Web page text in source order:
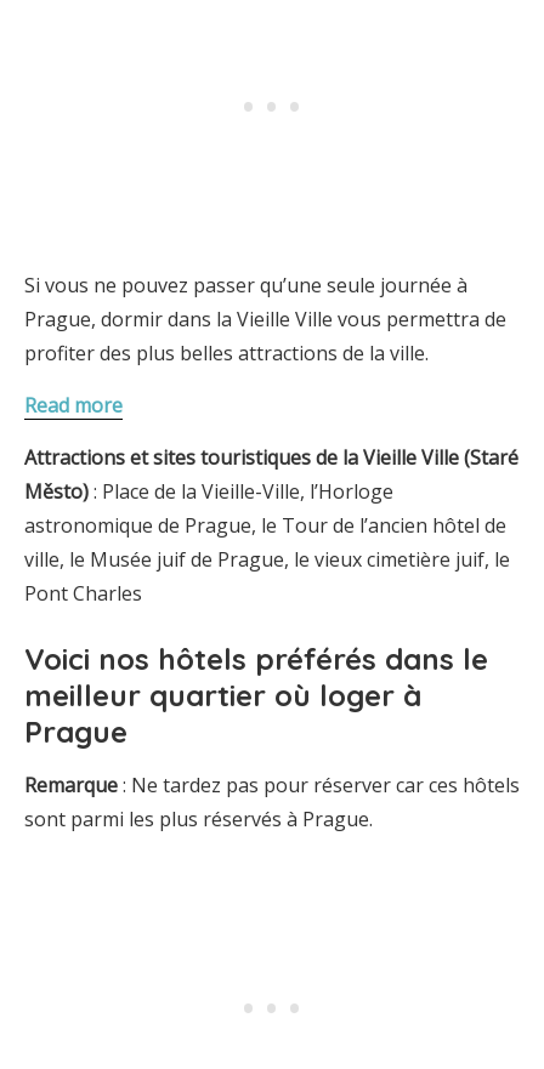
Si vous ne pouvez passer qu’une seule journée à
Prague, dormir dans la Vieille Ville vous permettra de
profiter des plus belles attractions de la ville.
Read more
Attractions et sites touristiques de la Vieille Ville (Staré
Město): Place de la Vieille-Ville, l’Horloge
astronomique de Prague, le Tour de l’ancien hôtel de
ville, le Musée juif de Prague, le vieux cimetière juif, le
Pont Charles
Voici nos hôtels préférés dans le
meilleur quartier où loger à
Prague
Remarque: Ne tardez pas pour réserver car ces hôtels
sont parmi les plus réservés à Prague.